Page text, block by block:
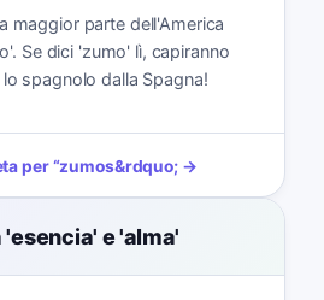
maggior parte dell'America
Se dici 'zumo' lì, capiranno
spagnolo dalla Spagna!
per“zumos&rdquo; →
e 'alma'